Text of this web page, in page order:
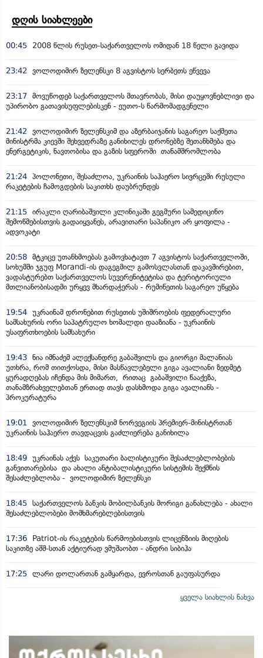
დღის სიახლეები
00:45 2008 წლის რუსეთ-საქართველოს ომიდან 18 წელი გავიდა
23:42 ვოლოდიმირ ზელენსკი 8 აგვისტოს სერბეთს ეწვევა
23:17 მოვუწოდებ საქართველოს მთავრობას, მისი დაუყოვნებლივი და
უპირობო გათავისუფლებისკენ - ეუთო-ს წარმომადგენელი
21:42
ვოლოდიმირ ზელენსკიმ და აზერბაიჯანის საგარეო საქმეთა
მინისტრმა კიევში შეხვედრაზე განიხილეს დრონებზე შეთანხმება და
ენერგეტიკის, ნავთობისა და გაზის სფეროში თანამშრომლობა
21:24 პოლონეთი, შესაძლოა, უკრაინის საჰაერო სივრცეში რუსული
რაკეტების ჩამოგდების საკითხს დაუბრუნდეს
21:15 ირაკლი ღარიბაშვილი კლინიკაში გეგმური სამედიცინო
შემოწმებისთვის გადაიყვანეს, არავითარი საპანიკო არ ყოფილა -
ადვოკატი
20:58 მტკიცე უთანხმოებას გამოვხატავთ 7 აგვისტოს საქართველოში,
სოხუმში ჯგუფ Morandi-ის დაგეგმილ გამოსვლასთან დაკავშირებით,
ვადასტურებთ საქართველოს სუვერენიტეტისა და ტერიტორიული
მთლიანობისადმი ურყევ მხარდაჭერას - რუმინეთის საგარეო უწყება
19:54 უკრაინამ დრონებით რუსეთის უშიშროების ფედერალური
სამსახურის ორი საპატრულო ხომალდი დააზიანა - უკრაინის
უსაფრთხოების სამსახური
19:43 ნია იმნაძემ ალექსანდრე გაბაშვილს და გიორგი მალანიას
უთხრა, რომ თითქოსდა, მისი მასწავლებელი გიგა ავალიანი ზედმეტ
ყურადღებას იჩენდა მის მიმართ, რითაც გაბაშვილი წააქეზა,
თანამზრახველებთან ერთად თავს დასხმოდა გიგა ავალიანს -
პროკურატურა
19:01
ვოლოდიმირ ზელენსკიმ ნორვეგიის პრემიერ-მინისტრთან
უკრაინის საჰაერო თავდაცვის გაძლიერება განიხილა
18:49 უკრაინას აქვს საკუთარი ბალისტიკური შესაძლებლობების
განვითარებისა და ახალი ანტიბალისტიკური სისტემის შექმნის
შესაძლებლობა - ვოლოდიმირ ზელენსკი
18:45 საქართველოს ბანკის მობილბანკის მორიგი განახლება - ახალი
შესაძლებლობები მომხმარებლებისთვის
17:36
Patriot-ის რაკეტების წარმოებისთვის ლიცენზიის მიღების
საკითზე აშშ-სთან აქტიურად ვმუშაობთ - ანდრი სიბიჰა
17:25 ლარი დოლართან გამყარდა, ევროსთან გაუფასურდა
ყველა სიახლის ნახვა